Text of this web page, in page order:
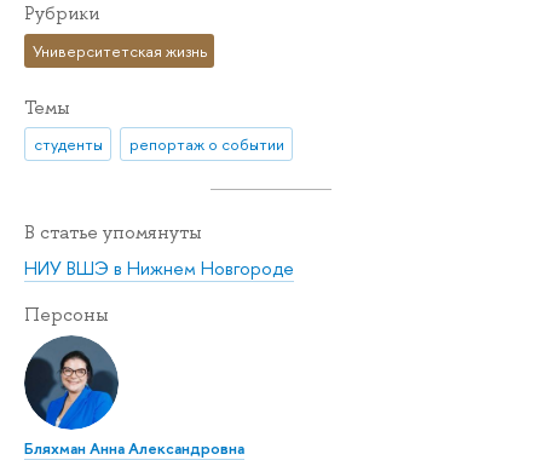
Рубрики
Университетская жизнь
Темы
студенты репортаж о событии
В статье упомянуты
НИУ ВШЭ в Нижнем Новгороде
Персоны
Бляхман Анна Александровна